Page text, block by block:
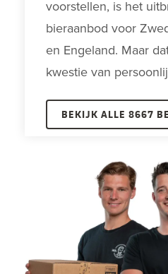
voorstellen, is het
bieraanbod voor
en Engeland. Maar
kwestie van
BEKIJK ALLE 8667